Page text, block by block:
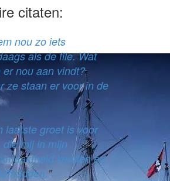
citaten:
nou zo iets
als de file. Wat
er nou aan vindt?
ze staan er voor in de
laatste groet is voor
die mij in mijn
kenden en